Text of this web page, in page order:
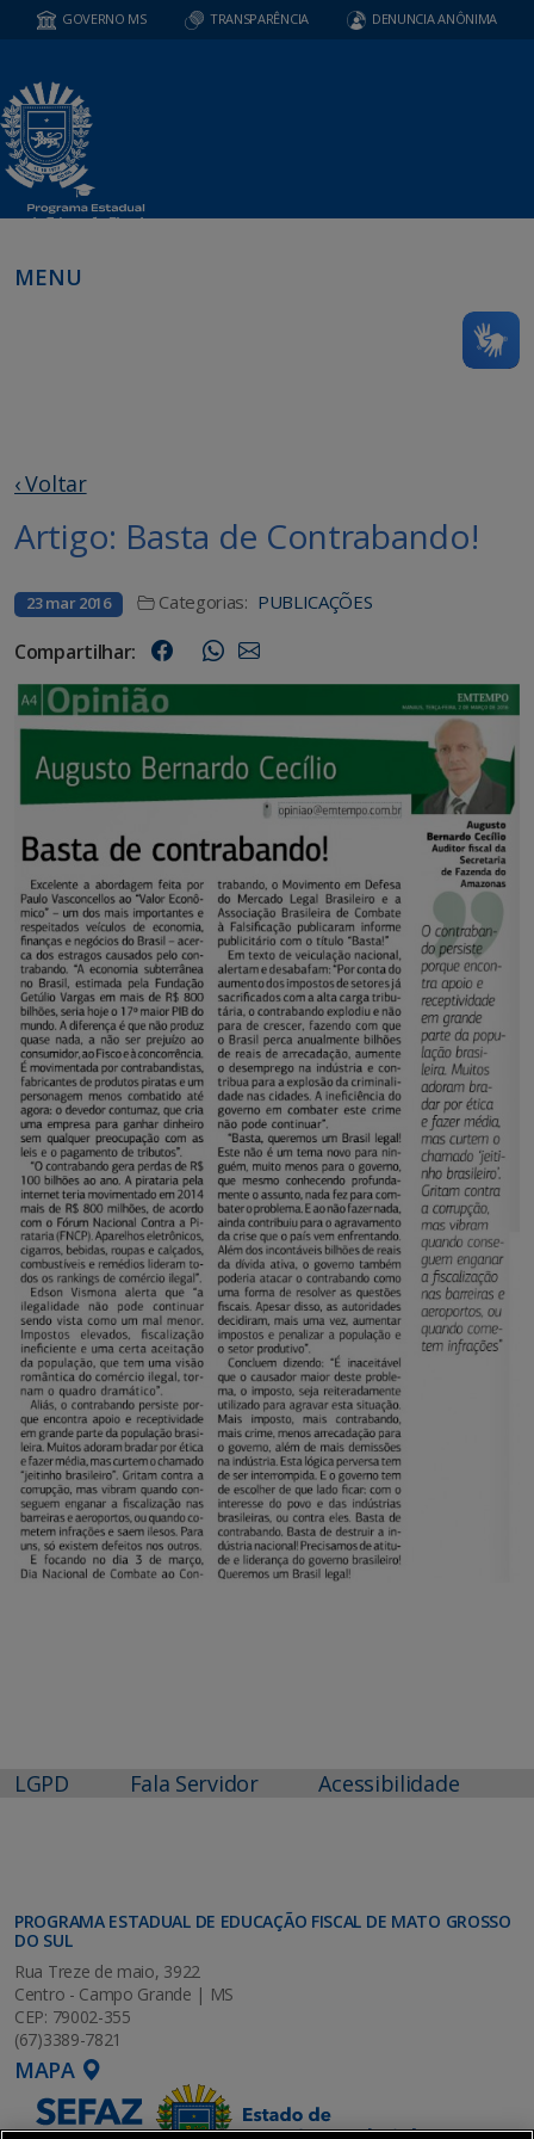
GOVERNO MS TRANSPARÊNCIA DENUNCIA ANÔNIMA
MENU
‹ Voltar
Artigo: Basta de Contrabando!
23 mar 2016 Categorias: PUBLICAÇÕES
Compartilhar:
LGPD Fala Servidor Acessibilidade
PROGRAMA ESTADUAL DE EDUCAÇÃO FISCAL DE MATO GROSSO
DO SUL
Rua Treze de maio, 3922
Centro - Campo Grande | MS
CEP: 79002-355
(67)3389-7821
MAPA